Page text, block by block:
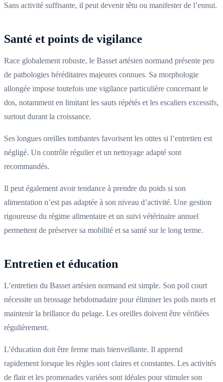
Sans activité suffisante, il peut devenir têtu ou manifester de l’ennui.
Santé et points de vigilance
Race globalement robuste, le Basset artésien normand présente peu
de pathologies héréditaires majeures connues. Sa morphologie
allongée impose toutefois une vigilance particulière concernant le
dos, notamment en limitant les sauts répétés et les escaliers excessifs,
surtout durant la croissance.
Ses longues oreilles tombantes favorisent les otites si l’entretien est
négligé. Un contrôle régulier et un nettoyage adapté sont
recommandés.
Il peut également avoir tendance à prendre du poids si son
alimentation n’est pas adaptée à son niveau d’activité. Une gestion
rigoureuse du régime alimentaire et un suivi vétérinaire annuel
permettent de préserver sa mobilité et sa santé sur le long terme.
Entretien et éducation
L’entretien du Basset artésien normand est simple. Son poil court
nécessite un brossage hebdomadaire pour éliminer les poils morts et
maintenir la brillance du pelage. Les oreilles doivent être vérifiées
régulièrement.
L’éducation doit être ferme mais bienveillante. Il apprend
rapidement lorsque les règles sont claires et constantes. Les activités
de flair et les promenades variées sont idéales pour stimuler son